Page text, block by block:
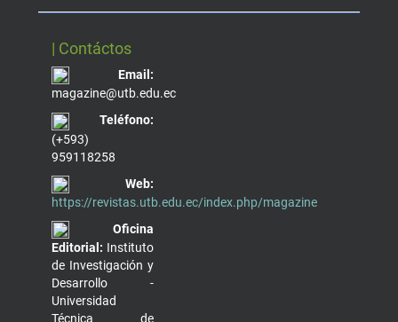
| Contáctos
Email:
magazine@utb.edu.ec
Teléfono:
(+593)
959118258
Web:
https://revistas.utb.edu.ec/index.php/magazine
Oficina
Editorial: Instituto
de Investigación y
Desarrollo -
Universidad
Técnica de